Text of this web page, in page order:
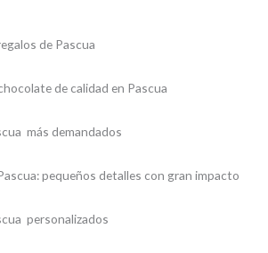
de Pascua
de calidad en Pascua
más demandados
pequeños detalles con gran impacto
personalizados